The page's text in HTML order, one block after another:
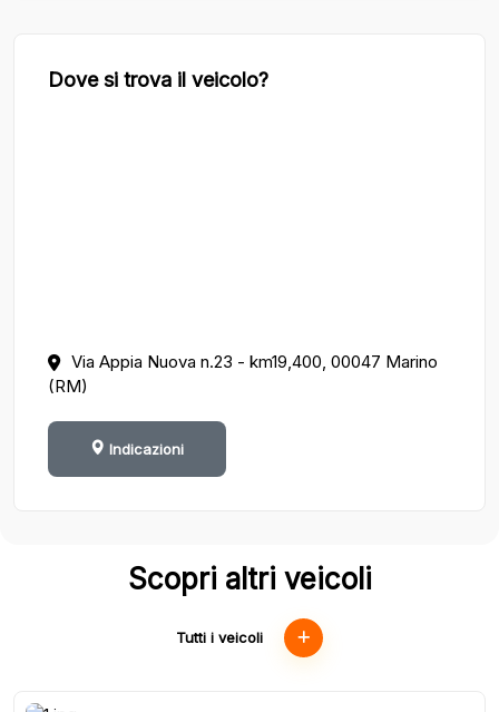
Dove si trova il veicolo?
Via Appia Nuova n.23 - km19,400, 00047 Marino
(RM)
Indicazioni
Scopri altri veicoli
Tutti i veicoli